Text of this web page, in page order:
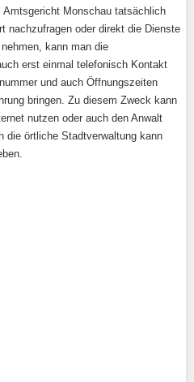
Monschau tatsächlich
nachzufragen oder direkt die Dienste
kann man die
erst einmal telefonisch Kontakt
und auch Öffnungszeiten
bringen. Zu diesem Zweck kann
nutzen oder auch den Anwalt
die örtliche Stadtverwaltung kann